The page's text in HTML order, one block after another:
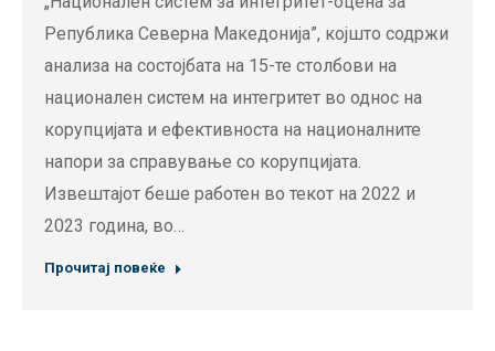
Република Северна Македонија”, којшто содржи
анализа на состојбата на 15-те столбови на
национален систем на интегритет во однос на
корупцијата и ефективноста на националните
напори за справување со корупцијата.
Извештајот беше работен во текот на 2022 и
2023 година, во…
Прочитај повеќе